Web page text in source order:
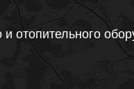
и отопительного